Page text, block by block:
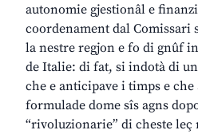
autonomie gjestionâl e
coordenament dal Comissari
la nestre regjon e fo di gnûf
de Italie: di fat, si indotà di
che e anticipave i timps e
formulade dome sîs agns
“rivoluzionarie” di cheste leç